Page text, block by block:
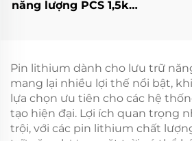
năng lượng PCS 1,5kW
Pin lithium dành cho lưu trữ
mang lại nhiều lợi thế nổi bật,
lựa chọn ưu tiên cho các hệ
tạo hiện đại. Lợi ích quan trọng
trội, với các pin lithium chất